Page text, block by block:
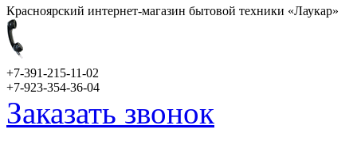
Красноярский интернет-магазин бытовой техники «Лаукар»
+7-391-215-11-02
+7-923-354-36-04
Заказать звонок